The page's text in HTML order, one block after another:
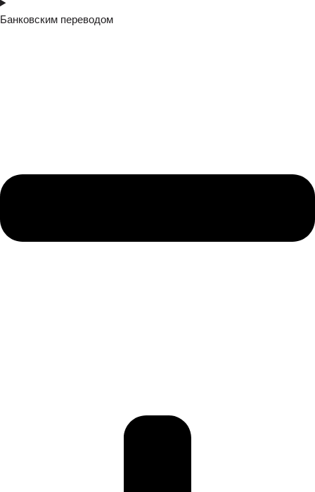
Банковским переводом